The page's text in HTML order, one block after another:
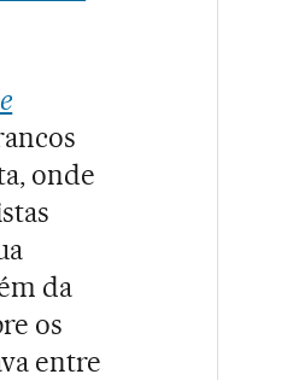
onde
da
os
entre